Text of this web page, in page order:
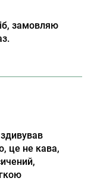
замовляю
це не кава,